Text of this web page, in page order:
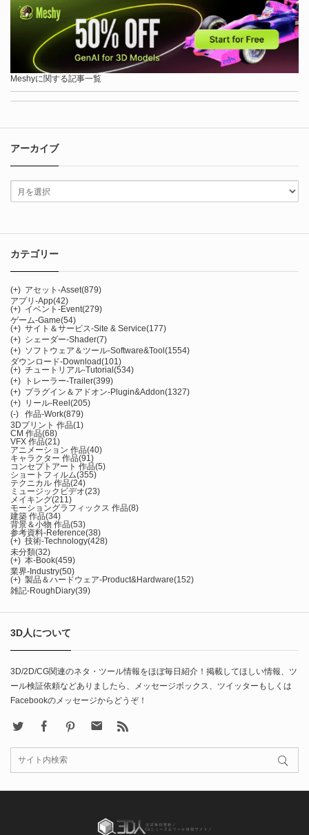
Meshyに関する記事一覧
アーカイブ
カテゴリー
(+) アセット-Asset(879)
アプリ-App(42)
(+) イベント-Event(279)
ゲーム-Game(54)
(+) サイト＆サービス-Site & Service(177)
(+) シェーダー-Shader(7)
(+) ソフトウェア＆ツール-Software&Tool(1554)
ダウンロード-Download(101)
(+) チュートリアル-Tutorial(534)
(+)
トレーラー-Trailer(399)
(+) プラグイン＆アドオン-Plugin&Addon(1327)
(+) リール-Reel(205)
(-)
作品-Work(879)
3Dプリント 作品(1)
CM 作品(68)
VFX 作品(21)
アニメーション 作品(40)
キャラクター 作品(91)
コンセプトアート 作品(5)
ショートフィルム(355)
テクニカル 作品(24)
ミュージックビデオ(23)
メイキング(211)
モーショングラフィックス 作品(8)
建築 作品(34)
背景＆小物 作品(53)
参考資料-Reference(38)
(+) 技術-Technology(428)
未分類(32)
(+) 本-Book(459)
業界-Industry(50)
(+) 製品＆ハードウェア-Product&Hardware(152)
雑記-RoughDiary(39)
3D人について
3D/2D/CG関連のネタ・ツール情報をほぼ毎日紹介！掲載してほしい情報、ツ
ール検証依頼などありましたら、メッセージボックス、ツイッターもしくは
Facebookのメッセージからどうぞ！
FacebookPinterest Contact